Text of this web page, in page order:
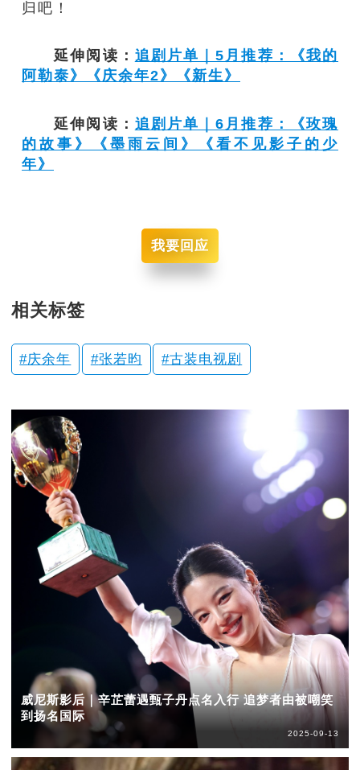
归吧！
延伸阅读： 追剧片单｜5月推荐：《我的
阿勒泰》《庆余年2》《新生》
延伸阅读： 追剧片单｜6月推荐：《玫瑰
的故事》《墨雨云间》《看不见影子的少
年》
我要回应
相关标签
庆余年 张若昀 古装电视剧
威尼斯影后｜辛芷蕾遇甄子丹点名入行 追梦者由被嘲笑
到扬名国际
2025-09-13